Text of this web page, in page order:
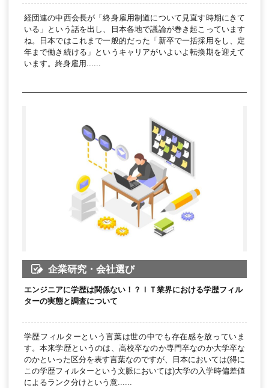
経団連の中西会長が「終身雇用制道について見直す時期にきて
いる」という話を出し、日本各地で議論が巻き起こっています
ね。日本ではこれまで一般的だった「新卒で一括採用をし、定
年まで働き続ける」というキャリアがいよいよ転換期を迎えて
います。終身雇用......
企業研究・会社選び
エンジニアに学歴は関係ない！？ＩＴ業界における学歴フィル
ターの実態と調査について
学歴フィルターという言葉は世の中でも存在感を放っていま
す。本来学歴というのは、高校卒なのか専門卒なのか大学卒な
のかといった区分を表す言葉なのですが、日本においては(得に
この学歴フィルターという文脈においては)大学の入学時偏差値
によるランク分けという意......